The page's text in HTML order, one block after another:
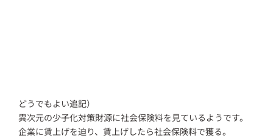
どうでもよい追記）
異次元の少子化対策財源に社会保険料を見ているようです。
企業に賃上げを迫り、賃上げしたら社会保険料で獲る。